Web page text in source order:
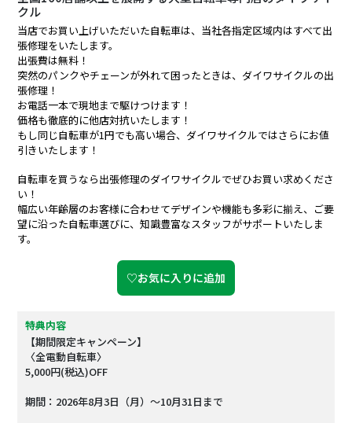
クル
当店でお買い上げいただいた自転車は、当社各指定区域内はすべて出
張修理をいたします。
出張費は無料！
突然のパンクやチェーンが外れて困ったときは、ダイワサイクルの出
張修理！
お電話一本で現地まで駆けつけます！
価格も徹底的に他店対抗いたします！
もし同じ自転車が1円でも高い場合、ダイワサイクルではさらにお値
引きいたします！
自転車を買うなら出張修理のダイワサイクルでぜひお買い求めくださ
い！
幅広い年齢層のお客様に合わせてデザインや機能も多彩に揃え、ご要
望に沿った自転車選びに、知識豊富なスタッフがサポートいたしま
す。
♡お気に入りに追加
特典内容
【期間限定キャンペーン】
〈全電動自転車〉
5,000円(税込)OFF
期間：2026年8月3日（月）～10月31日まで